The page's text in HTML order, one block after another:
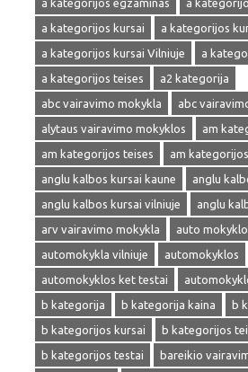
a kategorijos egzaminas
a
a kategorijos kursai
a kategorijos
a kategorijos kursai Vilniuje
a
a kategorijos teises
a2 kategorija
abc vairavimo mokykla
abc
alytaus vairavimo mokyklos
am
am kategorijos teises
am
anglu kalbos kursai kaune
anglu
anglu kalbos kursai vilniuje
anglu
arv vairavimo mokykla
auto
automokykla vilniuje
automokyklos
automokyklos ket testai
b kategorija
b kategorija kaina
b
b kategorijos kursai
b kategorijos
b kategorijos testai
bareikio